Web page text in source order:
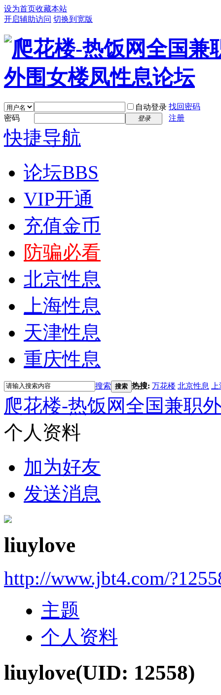
设为首页收藏本站
开启辅助访问 切换到宽版
自动登录 找回密码
密码
登录 注册
快捷导航
论坛BBS
VIP开通
充值金币
防骗必看
北京性息
上海性息
天津性息
重庆性息
搜索 搜索 热搜: 万花楼 北京性息
爬花楼-热饭网全国兼职
个人资料
加为好友
发送消息
liuylove
http://www.jbt4.com/
主题
个人资料
liuylove(UID: 12558)